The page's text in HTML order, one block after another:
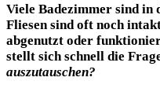
Viele Badezimmer sind in
Fliesen sind oft noch
abgenutzt oder
stellt sich schnell die
auszutauschen?